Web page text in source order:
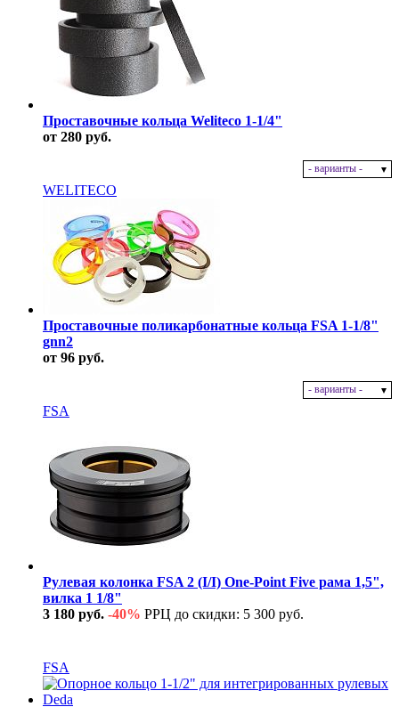
Проставочные кольца Weliteco 1-1/4"
от 280 руб.
- варианты -
WELITECO
Проставочные поликарбонатные кольца FSA 1-1/8"
gnn2
от 96 руб.
- варианты -
FSA
Рулевая колонка FSA 2 (I/I) One-Point Five рама 1,5",
вилка 1 1/8"
3 180 руб. -40% РРЦ до скидки: 5 300 руб.
FSA